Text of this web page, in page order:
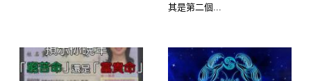
其是第二個...